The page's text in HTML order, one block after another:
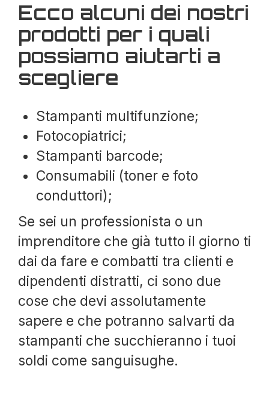
Ecco alcuni dei nostri
prodotti per i quali
possiamo aiutarti a
scegliere
Stampanti multifunzione;
Fotocopiatrici;
Stampanti barcode;
Consumabili (toner e foto
conduttori);
Se sei un professionista o un
imprenditore che già tutto il giorno ti
dai da fare e combatti tra clienti e
dipendenti distratti, ci sono due
cose che devi assolutamente
sapere e che potranno salvarti da
stampanti che succhieranno i tuoi
soldi come sanguisughe.